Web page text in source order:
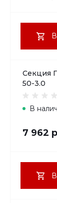
Секция
50-3.0
В
7 962